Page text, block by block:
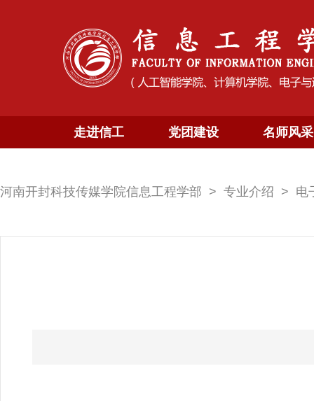
走进信工 党团建设 名师风采
河南开封科技传媒学院信息工程学部 专业介绍 电